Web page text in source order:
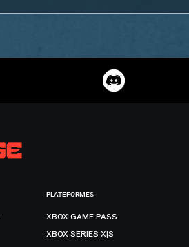
PLATEFORMES
XBOX GAME PASS
XBOX SERIES X|S